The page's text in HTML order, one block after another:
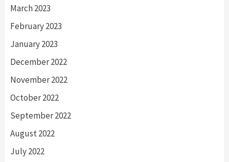
March 2023
February 2023
January 2023
December 2022
November 2022
October 2022
September 2022
August 2022
July 2022